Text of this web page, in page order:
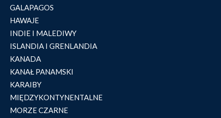
GALAPAGOS
HAWAJE
INDIE I MALEDIWY
ISLANDIA I GRENLANDIA
KANADA
KANAŁ PANAMSKI
KARAIBY
MIĘDZYKONTYNENTALNE
MORZE CZARNE